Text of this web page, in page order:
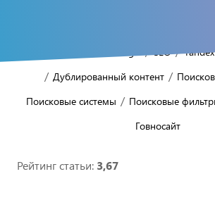
SEO / Yandex
/ Дублированный контент /
Поисковые системы / Поисковые
Говносайт
Рейтинг статьи: 3,67